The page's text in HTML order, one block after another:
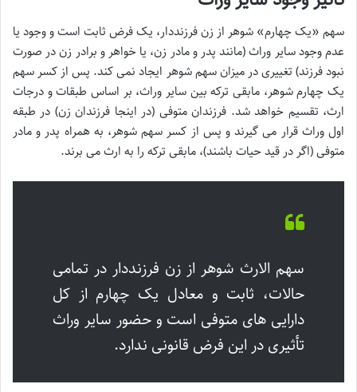
سهم «یک چهارم» شوهر از زن فرزنددار، یک فرض ثابت است و وجود یا
عدم وجود سایر وراث (مانند پدر و مادر زن، یا خواهر و برادر زن در صورت
نبود فرزند) تغییری در میزان سهم شوهر ایجاد نمی کند. پس از کسر سهم
یک چهارم شوهر، مابقی ترکه بین سایر وراث، بر اساس طبقات و درجات
ارث، تقسیم خواهد شد. فرزندان متوفی (در اینجا فرزندان زن) در طبقه
اول وراث قرار می گیرند و پس از کسر سهم شوهر، به همراه پدر و مادر
متوفی (اگر در قید حیات باشند)، مابقی ترکه را به ارث می برند.
سهم الارث شوهر از زن فرزنددار در تمامی
حالات، ثابت و معادل یک چهارم از کل
دارایی های متوفی است و حضور سایر وراث
تأثیری در این فرض قانونی ندارد.